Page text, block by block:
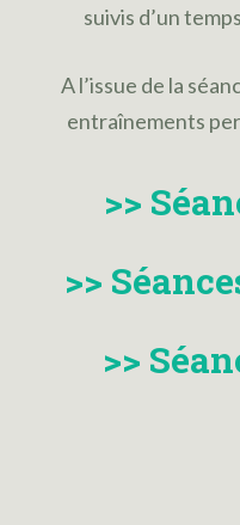
suivis d’un
A l’issue de la
entraînements
>>
>>
>>